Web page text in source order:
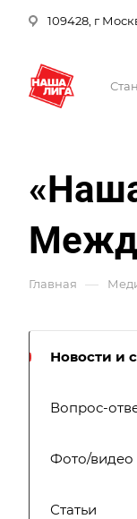
109428, г
Главная —
Новости и
Вопрос-
Фото/видео
Статьи